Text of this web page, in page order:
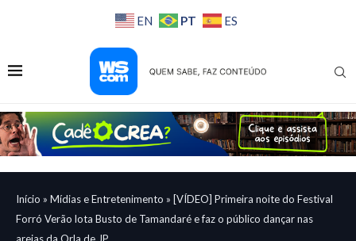
EN PT ES
Início » Mídias e Entretenimento » [VÍDEO] Primeira noite do Festival
Forró Verão lota Busto de Tamandaré e faz o público dançar nas
areias da Orla de JP